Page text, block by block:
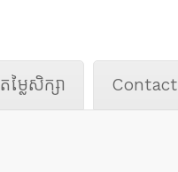
តម្លៃសិក្សា Contact